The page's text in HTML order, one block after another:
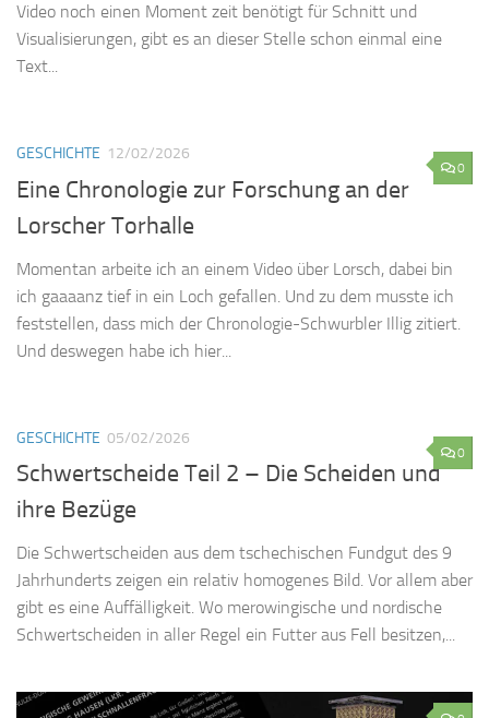
Video noch einen Moment zeit benötigt für Schnitt und
Visualisierungen, gibt es an dieser Stelle schon einmal eine
Text...
0
GESCHICHTE 12/02/2026
Eine Chronologie zur Forschung an der
Lorscher Torhalle
Momentan arbeite ich an einem Video über Lorsch, dabei bin
ich gaaaanz tief in ein Loch gefallen. Und zu dem musste ich
feststellen, dass mich der Chronologie-Schwurbler Illig zitiert.
Und deswegen habe ich hier...
0
GESCHICHTE 05/02/2026
Schwertscheide Teil 2 – Die Scheiden und
ihre Bezüge
Die Schwertscheiden aus dem tschechischen Fundgut des 9
Jahrhunderts zeigen ein relativ homogenes Bild. Vor allem aber
gibt es eine Auffälligkeit. Wo merowingische und nordische
Schwertscheiden in aller Regel ein Futter aus Fell besitzen,...